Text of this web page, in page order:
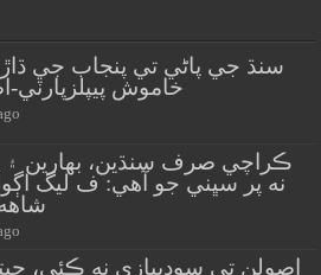
سنڌ جي پاڻي تي پنجاب جي
خاموش پيپلزپارٽي-
ڪراچي صرف سنڌين، بهارين ۽
نه پر سڀني جو آهي: ف ليگ